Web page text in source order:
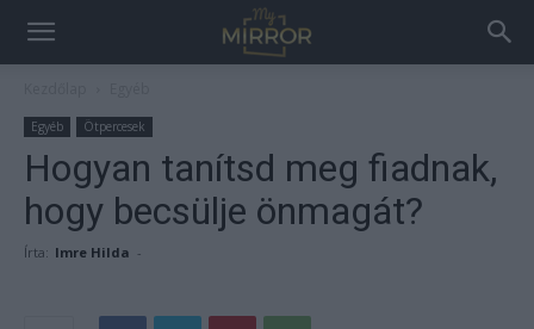
Egyéb Ötpercesek
Hogyan tanítsd meg fiadnak,
hogy becsülje önmagát?
Írta: Imre Hilda -